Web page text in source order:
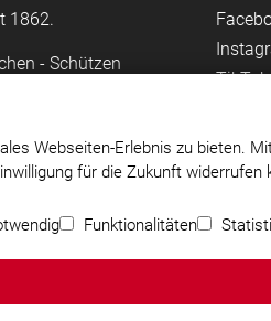
1862.
- Schützen
Webseiten-Erlebnis zu bieten.
für die Zukunft
Funktionalitäten